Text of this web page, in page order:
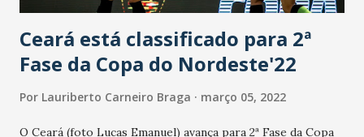
Ceará está classificado para 2ª
Fase da Copa do Nordeste'22
Por Lauriberto Carneiro Braga março 05, 2022
O Ceará (foto Lucas Emanuel) avança para 2ª Fase da Copa